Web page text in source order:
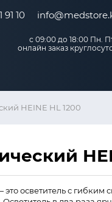
91 10
с 09:00 до 18:00 Пн.
онлайн заказ
HEINE HL 1200
это осветитель с гибким